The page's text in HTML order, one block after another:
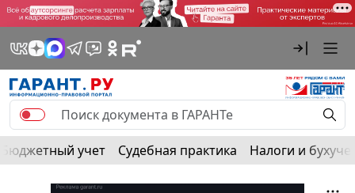
Бюджетный учет Судебная практика Налоги и